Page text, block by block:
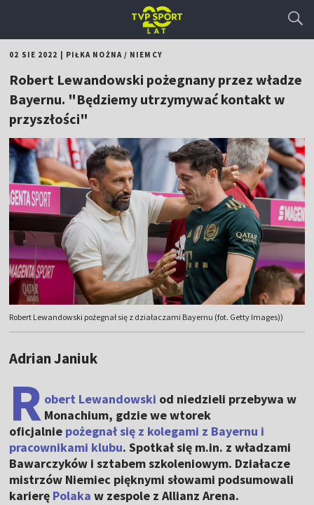
02 SIE 2022 PIŁKA NOŻNA/ NIEMCY
Robert Lewandowski pożegnany przez władze
Bayernu. "Będziemy utrzymywać kontakt w
przyszłości"
Robert Lewandowski pożegnał się z działaczami Bayernu (fot. Getty Images))
Adrian Janiuk
R obert Lewandowski od niedzieli przebywa w
Monachium, gdzie we wtorek
oficjalnie pożegnał się z kolegami z Bayernu i
pracownikami klubu. Spotkał się m.in. z władzami
Bawarczyków i sztabem szkoleniowym. Działacze
mistrzów Niemiec pięknymi słowami podsumowali
karierę Polaka w zespole z Allianz Arena.